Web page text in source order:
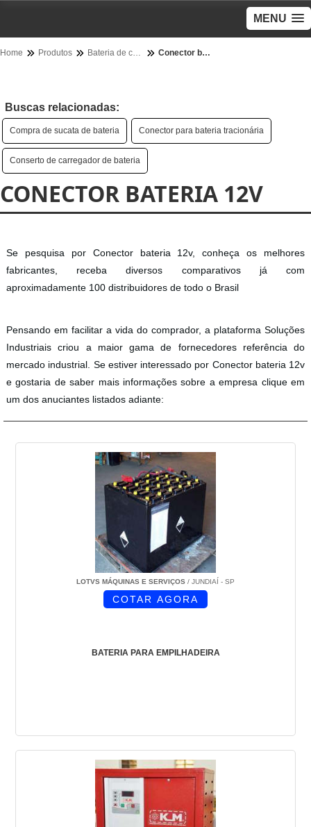
MENU
Home Produtos Bateria de carro - Categoria Conector bateria 12v
Buscas relacionadas:
Compra de sucata de bateria Conector para bateria tracionária
Conserto de carregador de bateria
CONECTOR BATERIA 12V
Se pesquisa por Conector bateria 12v, conheça os melhores
fabricantes, receba diversos comparativos já com
aproximadamente 100 distribuidores de todo o Brasil
Pensando em facilitar a vida do comprador, a plataforma Soluções
Industriais criou a maior gama de fornecedores referência do
mercado industrial. Se estiver interessado por Conector bateria 12v
e gostaria de saber mais informações sobre a empresa clique em
um dos anuciantes listados adiante:
LOTVS MÁQUINAS E SERVIÇOS / JUNDIAÍ - SP
BATERIA PARA EMPILHADEIRA
COTAR AGORA